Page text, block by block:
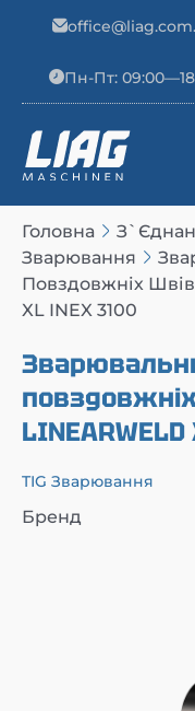
Пн-Пт:
Main Navigation
Головна
Зварювання
Повздовжніх
XL INEX 3100
TIG Зварювання
Бренд